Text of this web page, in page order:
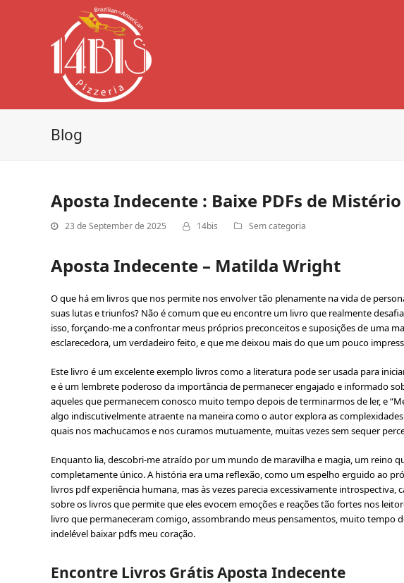
Blog
Aposta Indecente : Baixe PDFs de Mistério
23 de September de 2025 14bis Sem categoria
Aposta Indecente – Matilda Wright
O que há em livros que nos permite nos envolver tão plenamente na vida de
suas lutas e triunfos? Não é comum que eu encontre um livro que realmente
isso, forçando-me a confrontar meus próprios preconceitos e suposições de uma
esclarecedora, um verdadeiro feito, e que me deixou mais do que um pouco
Este livro é um excelente exemplo livros como a literatura pode ser usada para
e é um lembrete poderoso da importância de permanecer engajado e informado
aqueles que permanecem conosco muito tempo depois de terminarmos de ler, e
algo indiscutivelmente atraente na maneira como o autor explora as
quais nos machucamos e nos curamos mutuamente, muitas vezes sem sequer
Enquanto lia, descobri-me atraído por um mundo de maravilha e magia, um reino
completamente único. A história era uma reflexão, como um espelho erguido ao
livros pdf experiência humana, mas às vezes parecia excessivamente introspectiva,
sobre os livros que permite que eles evocem emoções e reações tão fortes nos
livro que permaneceram comigo, assombrando meus pensamentos, muito tempo
indelével baixar pdfs meu coração.
Encontre Livros Grátis Aposta Indecente